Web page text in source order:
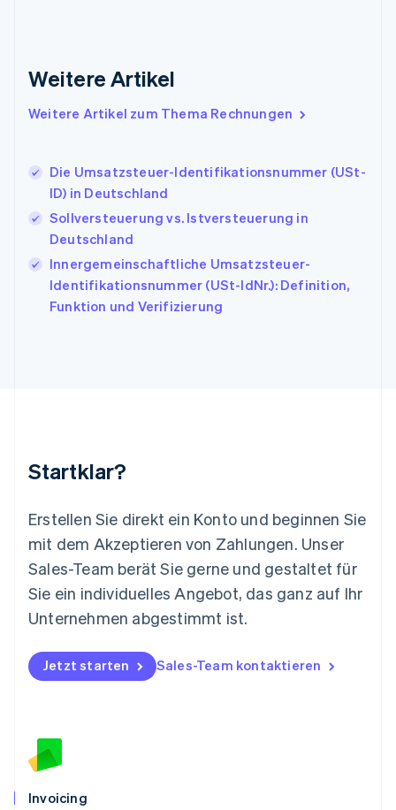
Weitere Artikel
Weitere Artikel zum Thema Rechnungen
Die Umsatzsteuer-Identifikationsnummer (USt-
ID) in Deutschland
Sollversteuerung vs. Istversteuerung in
Deutschland
Innergemeinschaftliche Umsatzsteuer-
Identifikationsnummer (USt-IdNr.): Definition,
Funktion und Verifizierung
Startklar?
Erstellen Sie direkt ein Konto und beginnen Sie
mit dem Akzeptieren von Zahlungen. Unser
Sales-Team berät Sie gerne und gestaltet für
Sie ein individuelles Angebot, das ganz auf Ihr
Unternehmen abgestimmt ist.
Jetzt starten Sales-Team kontaktieren
Invoicing
English
Italien
Italiano English
EnglishFrançais
Kroatien
EnglishItaliano
Lettland
Liechtenstein
Deutsch English
Litauen
Español English
Niederlande
NederlandsEnglish
English
Österreich
Deutsch
Polen
Portugal
PortuguêsEnglish
Schweden
Schweiz
Singapur